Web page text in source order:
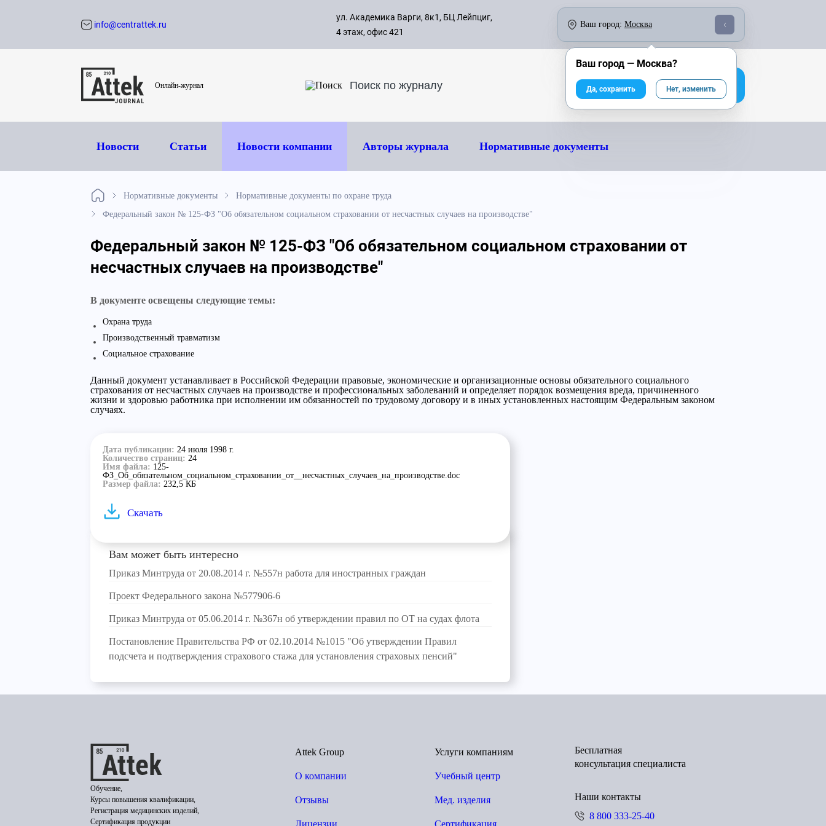
с 09:00 до 18:00:
8 495 246-04-43
По России бесплатно:
8 800 333-25-40
info@centrattek.ru
ул. Академика Варги, 8к1, БЦ Лейпциг,
4 этаж, офис 421
Ваш город: Москва
Онлайн-журнал На сайт компании
Новости Статьи Новости компании Авторы журнала Нормативные документы
Нормативные документы
Нормативные документы по охране труда
Федеральный закон № 125-ФЗ "Об обязательном социальном страховании от несчастных случаев на производстве"
Федеральный закон № 125-ФЗ "Об обязательном социальном страховании от
несчастных случаев на производстве"
В документе освещены следующие темы:
Охрана труда
Производственный травматизм
Социальное страхование
Данный документ устанавливает в Российской Федерации правовые, экономические и организационные основы обязательного социального
страхования от несчастных случаев на производстве и профессиональных заболеваний и определяет порядок возмещения вреда, причиненного
жизни и здоровью работника при исполнении им обязанностей по трудовому договору и в иных установленных настоящим Федеральным законом
случаях.
Дата публикации: 24 июля 1998 г.
Количество страниц: 24
Имя файла: 125-
ФЗ_Об_обязательном_социальном_страховании_от__несчастных_случаев_на_производстве.doc
Размер файла: 232,5 КБ
Скачать
Вам может быть интересно
Приказ Минтруда от 20.08.2014 г. №557н работа для иностранных граждан
Проект Федерального закона №577906-6
Приказ Минтруда от 05.06.2014 г. №367н об утверждении правил по ОТ на судах флота
Постановление Правительства РФ от 02.10.2014 №1015 "Об утверждении Правил
подсчета и подтверждения страхового стажа для установления страховых пенсий"
Обучение,
Курсы повышения квалификации,
Регистрация медицинских изделий,
Сертификация продукции
Attek Group
О компании
Отзывы
Лицензии
Услуги компаниям
Учебный центр
Мед. изделия
Сертификация
Бесплатная
консультация специалиста
Наши контакты
8 800 333-25-40
Ваш город — Москва?
Да, сохранить Нет, изменить